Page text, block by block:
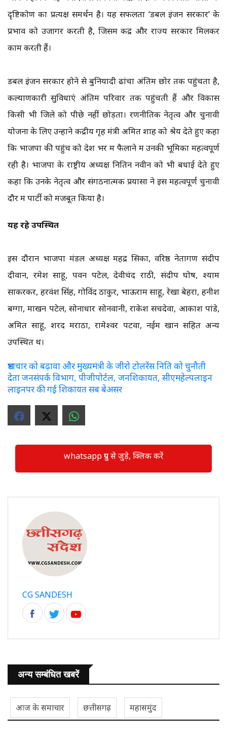
दृष्टिकोण का प्रत्यक्ष समर्थन है। यह सफलता ‘डबल इंजन सरकार’ के
प्रभाव को उजागर करती है, जिसमें केंद्र और राज्य सरकारें मिलकर
काम करती हैं।
डबल इंजन सरकार होने से बुनियादी ढांचा अंतिम छोर तक पहुंचता है,
कल्याणकारी सुविधाएं अंतिम परिवार तक पहुंचती हैं और विकास
किसी भी जिले को पीछे नहीं छोड़ता। रणनीतिक नेतृत्व और चुनावी
योजना के लिए उन्होंने केंद्रीय गृह मंत्री अमित शाह को श्रेय देते हुए कहा
कि भाजपा की पहुंच को देश भर में फैलाने में उनकी भूमिका महत्वपूर्ण
रही है। भाजपा के राष्ट्रीय अध्यक्ष नितिन नवीन को भी बधाई देते हुए
कहा कि उनके नेतृत्व और संगठनात्मक प्रयासों ने इस महत्वपूर्ण चुनावी
दौर में पार्टी को मजबूत किया है।
यह रहे उपस्थित
इस दौरान भाजपा मंडल अध्यक्ष महेंद्र सिका, वरिष्ठ नेतागण संदीप
दीवान, रमेश साहू, पवन पटेल, देवीचंद राठी, संदीप घोष, श्याम
साकरकर, हरवंश सिंह, गोविंद ठाकुर, भाऊराम साहू, रेखा बेहरा, हनीश
बग्गा, माखन पटेल, सोनाधार सोनवानी, राकेश सचदेवा, आकाश पांडे,
अमित साहू, शरद मराठा, रामेश्वर पटवा, नईम खान सहित अन्य
उपस्थित थें।
भ्रष्टाचार को बढ़ावा और मुख्यमंत्री के जीरो टोलरेंस निति को चुनौती
देता जनसंपर्क विभाग, पीजीपोर्टल, जनशिकायत, सीएमहेल्पलाइन
लाइनपर की गई शिकायत सब बेअसर
whatsapp ग्रुप से जुड़े, क्लिक करें
CG SANDESH
अन्य सम्बंधित खबरें
आज के समाचार छत्तीसगढ़ महासमुंद